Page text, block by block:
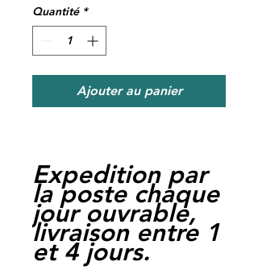
Quantité *
Ajouter au panier
Expedition par
la poste chaque
jour ouvrable,
livraison entre 1
et 4 jours.